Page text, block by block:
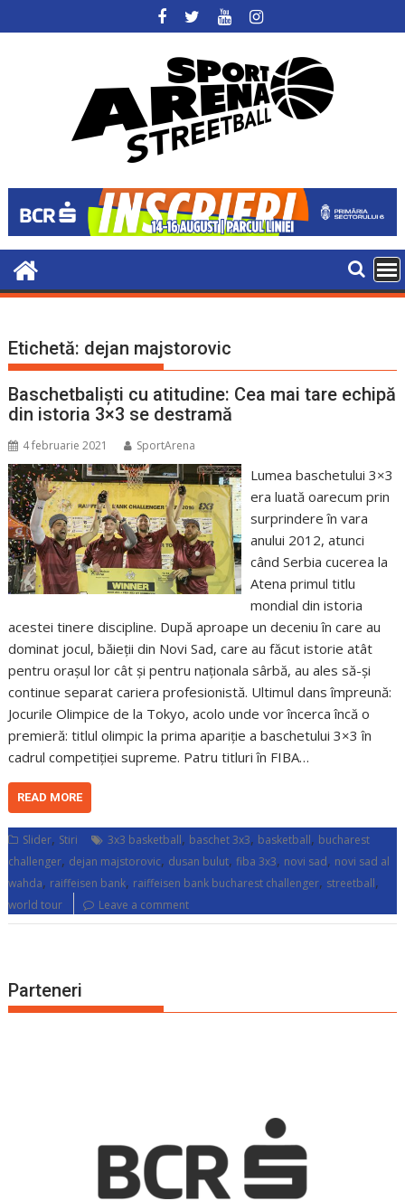
to
Etichetă: dejan majstorovic
Baschetbaliști cu atitudine: Cea mai tare echipă
din istoria 3×3 se destramă
4 februarie 2021 SportArena
Lumea baschetului 3×3
era luată oarecum prin
surprindere în vara
anului 2012, atunci
când Serbia cucerea la
Atena primul titlu
mondial din istoria
acestei tinere discipline. După aproape un deceniu în care au
dominat jocul, băieții din Novi Sad, care au făcut istorie atât
pentru orașul lor cât și pentru naționala sârbă, au ales să-și
continue separat cariera profesionistă. Ultimul dans împreună:
Jocurile Olimpice de la Tokyo, acolo unde vor încerca încă o
premieră: titlul olimpic la prima apariție a baschetului 3×3 în
cadrul competiției supreme. Patru titluri în FIBA…
READ MORE
Slider, Stiri 3x3 basketball, baschet 3x3, basketball, bucharest
challenger, dejan majstorovic, dusan bulut,fiba 3x3, novi sad, novi sad al
wahda, raiffeisen bank, raiffeisen bank bucharest challenger, streetball,
world tour Leave a comment
Parteneri